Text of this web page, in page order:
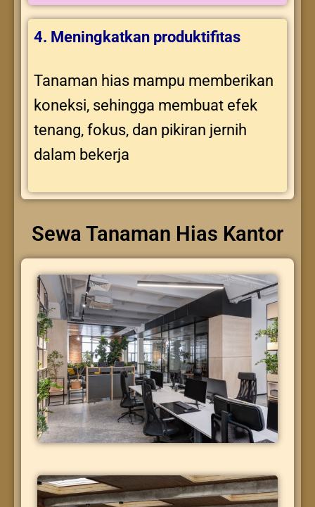
4. Meningkatkan produktifitas
Tanaman hias mampu memberikan
koneksi, sehingga membuat efek
tenang, fokus, dan pikiran jernih
dalam bekerja
Sewa Tanaman Hias Kantor